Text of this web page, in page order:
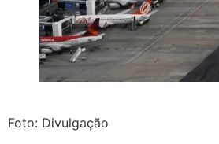
Foto: Divulgação